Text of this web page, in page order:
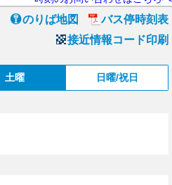
のりば地図
バス停時刻表
接近情報コード印刷
土曜 日曜/祝日